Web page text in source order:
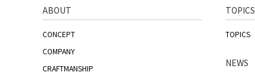
ABOUT
CONCEPT
COMPANY
CRAFTMANSHIP
TOPICS
TOPICS
NEWS